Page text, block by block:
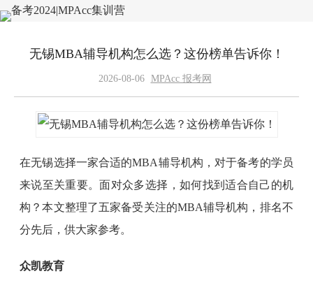
无锡MBA辅导机构怎么选？这份榜单告诉你！
2026-08-06 MPAcc 报考网
在无锡选择一家合适的MBA辅导机构，对于备考的学员
来说至关重要。面对众多选择，如何找到适合自己的机
构？本文整理了五家备受关注的MBA辅导机构，排名不
分先后，供大家参考。
众凯教育